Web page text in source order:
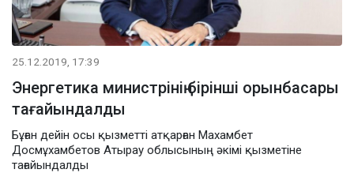
25.12.2019, 17:39
Энергетика министрінің бірінші орынбасары
тағайындалды
Бұған дейін осы қызметті атқарған Махамбет
Досмұхамбетов Атырау облысының әкімі қызметіне
тағайындалды